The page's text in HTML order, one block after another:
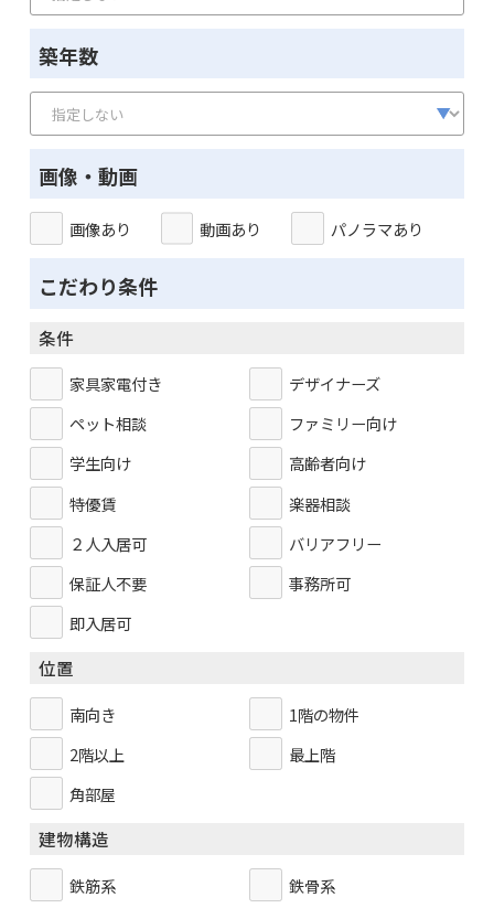
築年数
画像・動画
画像あり 動画あり パノラマあり
こだわり条件
条件
家具家電付き
デザイナーズ
ペット相談
ファミリー向け
学生向け
高齢者向け
特優賃
楽器相談
２人入居可
バリアフリー
保証人不要
事務所可
即入居可
位置
南向き
1階の物件
2階以上
最上階
角部屋
建物構造
鉄筋系 鉄骨系